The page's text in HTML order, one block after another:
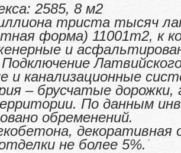
2585, 8 м2
триста тысяч
форма) 11001m2, к
и
и канализационные
– брусчатые дорожки,
По данным
обременений.
декоративная
не более 5%.